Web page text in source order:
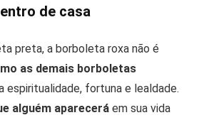
de casa
preta, a borboleta roxa não é
as demais borboletas
espiritualidade, fortuna e lealdade.
alguém aparecerá em sua vida